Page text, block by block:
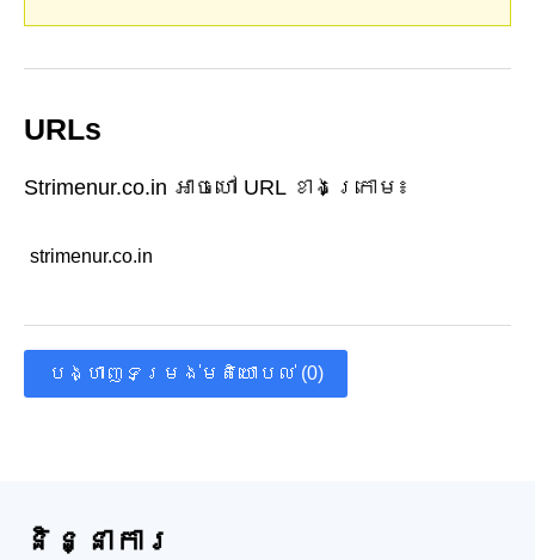
URLs
Strimenur.co.in អាចហៅ URL ខាងក្រោម៖
strimenur.co.in
បង្ហាញទម្រង់មតិយោបល់ (0)
និន្នាការ